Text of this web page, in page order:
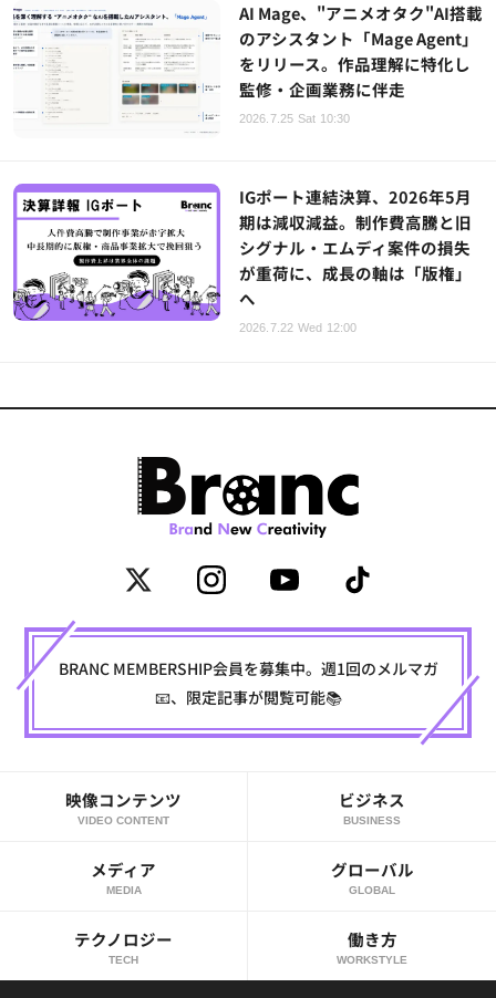
AI Mage、"アニメオタク"AI搭載
のアシスタント「Mage Agent」
をリリース。作品理解に特化し
監修・企画業務に伴走
2026.7.25 Sat 10:30
IGポート連結決算、2026年5月
期は減収減益。制作費高騰と旧
シグナル・エムディ案件の損失
が重荷に、成長の軸は「版権」
へ
2026.7.22 Wed 12:00
BRANC MEMBERSHIP会員を募集中。週1回のメルマガ
📧、限定記事が閲覧可能📚
映像コンテンツ
VIDEO CONTENT
ビジネス
BUSINESS
メディア
MEDIA
グローバル
GLOBAL
テクノロジー
TECH
働き方
WORKSTYLE